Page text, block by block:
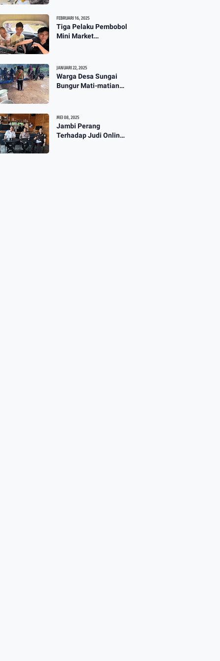
3:57
FEBRUARI 16, 2025
Tiga Pelaku Pembobol
Mini Market
JANUARI 22, 2025
Warga Desa Sungai
Bungur Mati-matian
MEI 08, 2025
Jambi Perang
Terhadap Judi Online :